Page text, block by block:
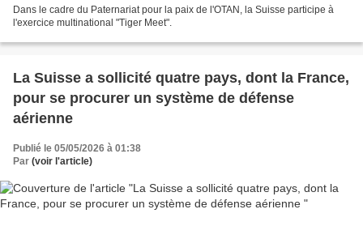
Dans le cadre du Paternariat pour la paix de l'OTAN, la Suisse participe à
l'exercice multinational "Tiger Meet".
La Suisse a sollicité quatre pays, dont la France,
pour se procurer un système de défense
aérienne
Publié le 05/05/2026 à 01:38
Par (voir l'article)